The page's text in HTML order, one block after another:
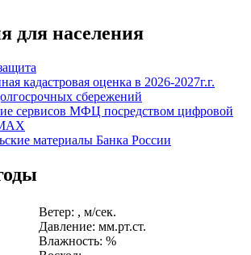
для населения
кадастровая оценка в 2026-2027г.г.
сбережений
сервисов МФЦ посредством цифровой
материалы Банка России
Ветер: , м/сек.
Давление: мм.рт.ст.
Влажность: %